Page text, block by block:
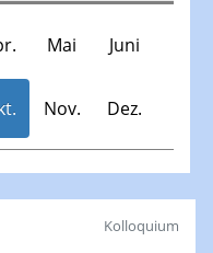
Mai Juni
Nov. Dez.
Kolloquium